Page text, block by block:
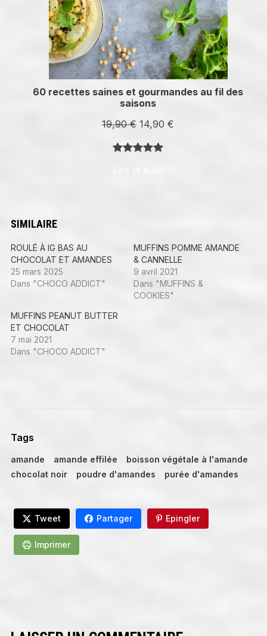
60 recettes saines et gourmandes au fil des
saisons
19,90€ Le
prix
initial
14,90 €
SIMILAIRE
ROULÉ À IG BAS AU
CHOCOLAT ET AMANDES
25 mars 2025
Dans "CHOCO ADDICT"
MUFFINS POMME AMANDE
& CANNELLE
9 avril 2021
Dans "MUFFINS &
COOKIES"
MUFFINS PEANUT BUTTER
ET CHOCOLAT
7 mai 2021
Dans "CHOCO ADDICT"
Tags
amande amande effilée
boisson végétale à l'amande
chocolat noir
poudre d'amandes purée d'amandes
Tweet Partager Epingler
Imprimer